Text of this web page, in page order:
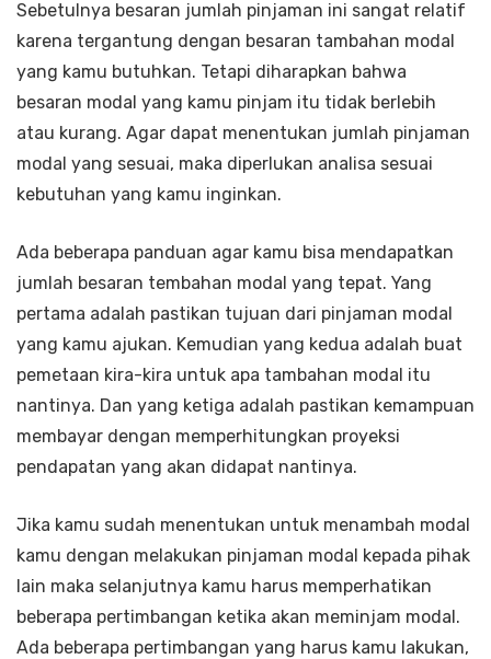
Sebetulnya besaran jumlah pinjaman ini sangat relatif
karena tergantung dengan besaran tambahan modal
yang kamu butuhkan. Tetapi diharapkan bahwa
besaran modal yang kamu pinjam itu tidak berlebih
atau kurang. Agar dapat menentukan jumlah pinjaman
modal yang sesuai, maka diperlukan analisa sesuai
kebutuhan yang kamu inginkan.
Ada beberapa panduan agar kamu bisa mendapatkan
jumlah besaran tembahan modal yang tepat. Yang
pertama adalah pastikan tujuan dari pinjaman modal
yang kamu ajukan. Kemudian yang kedua adalah buat
pemetaan kira-kira untuk apa tambahan modal itu
nantinya. Dan yang ketiga adalah pastikan kemampuan
membayar dengan memperhitungkan proyeksi
pendapatan yang akan didapat nantinya.
Jika kamu sudah menentukan untuk menambah modal
kamu dengan melakukan pinjaman modal kepada pihak
lain maka selanjutnya kamu harus memperhatikan
beberapa pertimbangan ketika akan meminjam modal.
Ada beberapa pertimbangan yang harus kamu lakukan,